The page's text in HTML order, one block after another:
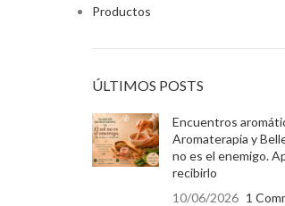
Productos
ÚLTIMOS POSTS
Encuentros
Aromaterapia y
no es el enemigo.
recibirlo
10/06/2026 1